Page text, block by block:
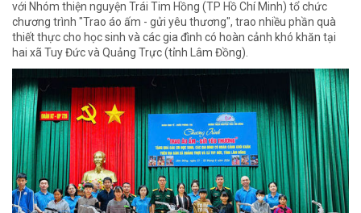
với Nhóm thiện nguyện Trái Tim Hồng (TP Hồ Chí Minh) tổ chức
chương trình "Trao áo ấm - gửi yêu thương", trao nhiều phần quà
thiết thực cho học sinh và các gia đình có hoàn cảnh khó khăn tại
hai xã Tuy Đức và Quảng Trực (tỉnh Lâm Đồng).